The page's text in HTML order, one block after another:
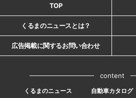
TOP
くるまのニュースとは？
広告掲載に関するお問い合わせ
content
くるまのニュース 自動車カタログ